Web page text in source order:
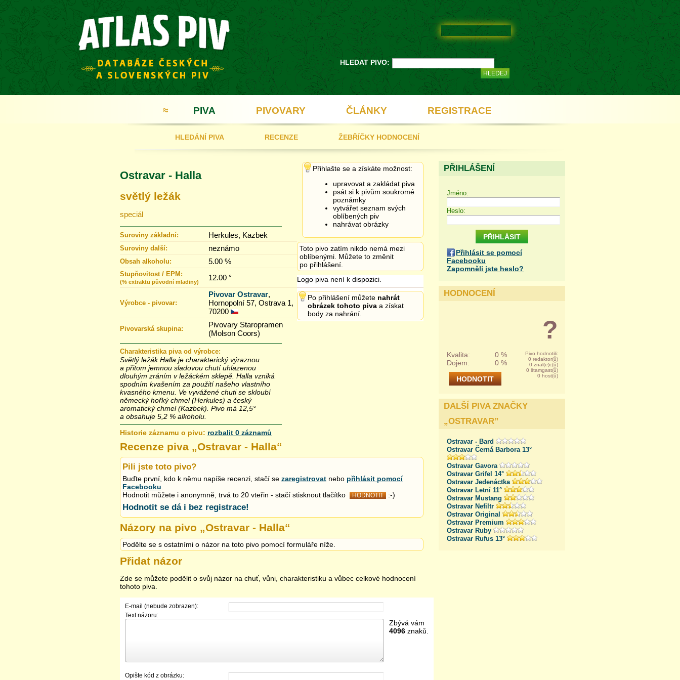
HLEDAT PIVO:
≈ PIVA
HLEDÁNÍ PIVA RECENZE ŽEBŘÍČKY HODNOCENÍ
PIVOVARY ČLÁNKY REGISTRACE
Ostravar - Halla
světlý ležák
speciál
Suroviny základní: Herkules, Kazbek
Suroviny další: neznámo
Obsah alkoholu: 5.00 %
Stupňovitost / EPM:
(% extraktu původní mladiny) 12.00 °
Výrobce - pivovar:
Pivovar Ostravar,
Hornopolní 57, Ostrava 1,
70200
Pivovarská skupina:
Pivovary Staropramen
(Molson Coors)
Charakteristika piva od výrobce:
Světlý ležák Halla je charakterický výraznou
a přitom jemnou sladovou chutí uhlazenou
dlouhým zráním v ležáckém sklepě. Halla vzniká
spodním kvašením za použití našeho vlastního
kvasného kmenu. Ve vyvážené chuti se skloubí
německý hořký chmel (Herkules) a český
aromatický chmel (Kazbek). Pivo má 12,5°
a obsahuje 5,2 % alkoholu.
Historie záznamu o pivu: rozbalit 0 záznamů
Přihlašte se a získáte možnost:
upravovat a zakládat piva
psát si k pivům soukromé
poznámky
vytvářet seznam svých
oblíbených piv
nahrávat obrázky
Toto pivo zatím nikdo nemá mezi
oblíbenými. Můžete to změnit
po přihlášení.
Logo piva není k dispozici.
Po přihlášení můžete nahrát
obrázek tohoto piva a získat
body za nahrání.
Recenze piva „Ostravar - Halla“
Pili jste toto pivo?
Buďte první, kdo k němu napíše recenzi, stačí se zaregistrovat nebo přihlásit pomocí
Facebooku
Hodnotit můžete i anonymně, trvá to 20 vteřin - stačí stisknout tlačítko
HODNOTIT :-)
Hodnotit se dá i bez registrace!
Názory na pivo „Ostravar - Halla“
Podělte se s ostatními o názor na toto pivo pomocí formuláře níže.
Přidat názor
Zde se můžete podělit o svůj názor na chuť, vůni, charakteristiku a vůbec celkové hodnocení
tohoto piva.
E-mail (nebude zobrazen):
Text názoru:
Zbývá vám
4096 znaků.
Opište kód z obrázku:
PŘIHLÁŠENÍ
Jméno:
Heslo:
Přihlásit se pomocí
Facebooku
Zapomněli jste heslo?
HODNOCENÍ
?
Kvalita: 0 %
Pivo hodnotili:
0 redaktor(ů)
0 znal(e)c(ů)
0 štamgast(ů)
0 host(ů)
Dojem: 0 %
DALŠÍ PIVA ZNAČKY
„OSTRAVAR”
Ostravar - Bard
Ostravar Černá Barbora 13°
Ostravar Gavora
Ostravar Grifel 14°
Ostravar Jedenáctka
Ostravar Letní 11°
Ostravar Mustang
Ostravar Nefiltr
Ostravar Original
Ostravar Premium
Ostravar Ruby
Ostravar Rufus 13°